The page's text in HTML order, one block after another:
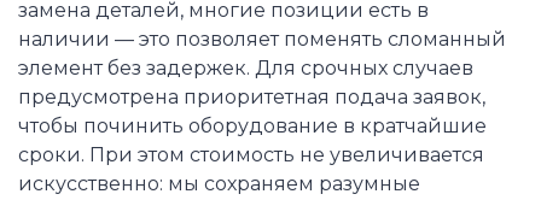
замена деталей, многие позиции есть в
наличии — это позволяет поменять сломанный
элемент без задержек. Для срочных случаев
предусмотрена приоритетная подача заявок,
чтобы починить оборудование в кратчайшие
сроки. При этом стоимость не увеличивается
искусственно: мы сохраняем разумные